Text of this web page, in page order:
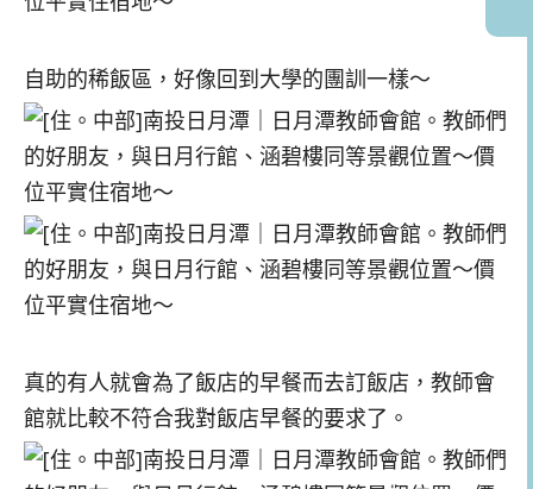
自助的稀飯區，好像回到大學的團訓一樣～
真的有人就會為了飯店的早餐而去訂飯店，教師會
館就比較不符合我對飯店早餐的要求了。